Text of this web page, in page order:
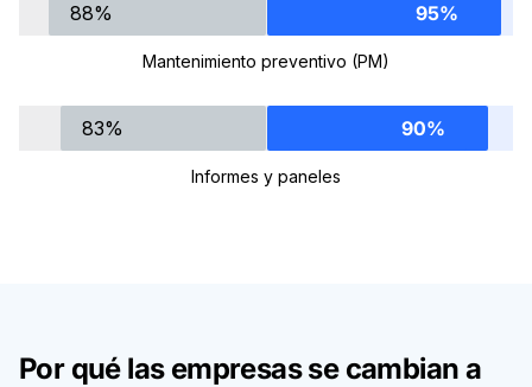
88% 95%
Mantenimiento preventivo (PM)
83% 90%
Informes y paneles
Por qué las empresas se cambian a